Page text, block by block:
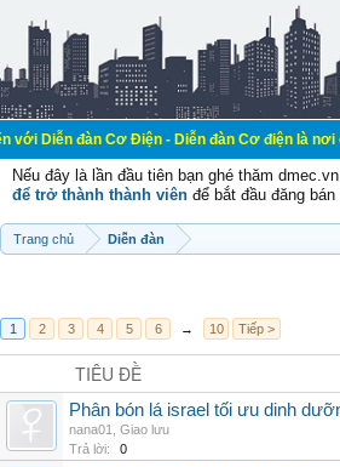
Cơ Điện - Diễn đàn Cơ điện là nơi chia sẽ
Nếu đây là lần đầu tiên bạn ghé thăm
để trở thành thành viên để bắt đầu đăng
Trang chủ Diễn đàn
1 2 3 4 5 6 → 10 Tiếp >
TIÊU ĐỀ
Phân bón lá israel tối ưu dinh
nana01
Giao lưu
Trả lời:
0